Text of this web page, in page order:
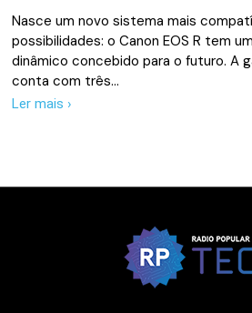
Nasce um novo sistema mais
possibilidades: o Canon EOS R tem
dinâmico concebido para o futuro. A
conta com três…
Ler mais ›